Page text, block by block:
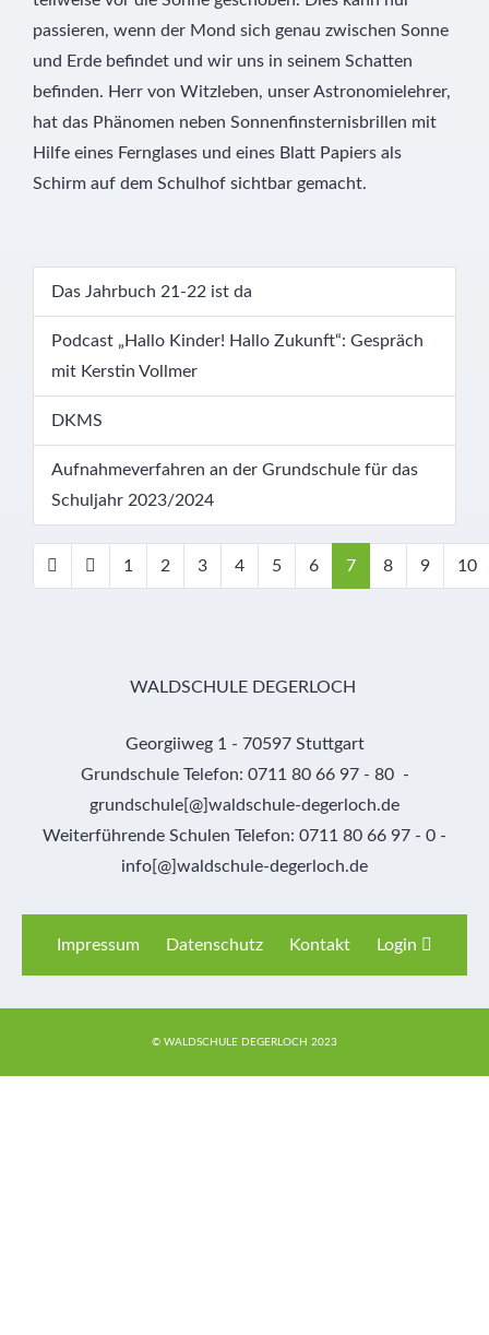
passieren, wenn der Mond sich genau zwischen Sonne
und Erde befindet und wir uns in seinem Schatten
befinden. Herr von Witzleben, unser Astronomielehrer,
hat das Phänomen neben Sonnenfinsternisbrillen mit
Hilfe eines Fernglases und eines Blatt Papiers als
Schirm auf dem Schulhof sichtbar gemacht.
Das Jahrbuch 21-22 ist da
Podcast „Hallo Kinder! Hallo Zukunft“: Gespräch
mit Kerstin Vollmer
DKMS
Aufnahmeverfahren an der Grundschule für das
Schuljahr 2023/2024
Seite 7 von 10
1 2 3 4 5 6 7 8 9 10
WALDSCHULE DEGERLOCH
Georgiiweg 1 - 70597 Stuttgart
Grundschule Telefon: 0711 80 66 97 - 80 -
grundschule[@]waldschule-degerloch.de
Weiterführende Schulen Telefon: 0711 80 66 97 - 0 -
info[@]waldschule-degerloch.de
Impressum Datenschutz Kontakt Login
© WALDSCHULE DEGERLOCH 2023